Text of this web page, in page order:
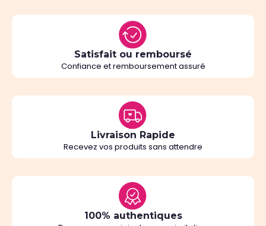
Satisfait ou remboursé
Confiance et remboursement assuré
Livraison Rapide
Recevez vos produits sans attendre
100% authentiques